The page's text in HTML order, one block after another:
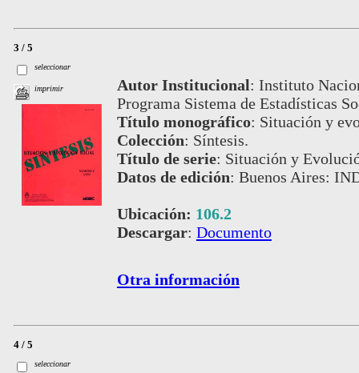
3 / 5
seleccionar
imprimir Autor Institucional: Instituto
Programa Sistema de Estadísticas
Título monográfico: Situación y
Colección: Síntesis.
Título de serie: Situación y
Datos de edición: Buenos Aires:
Ubicación: 106.2
Descargar: Documento
Otra información
4 / 5
seleccionar